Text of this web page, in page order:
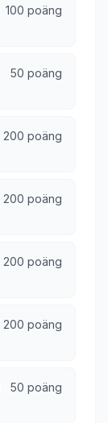
100 poäng
50 poäng
200 poäng
200 poäng
200 poäng
200 poäng
50 poäng